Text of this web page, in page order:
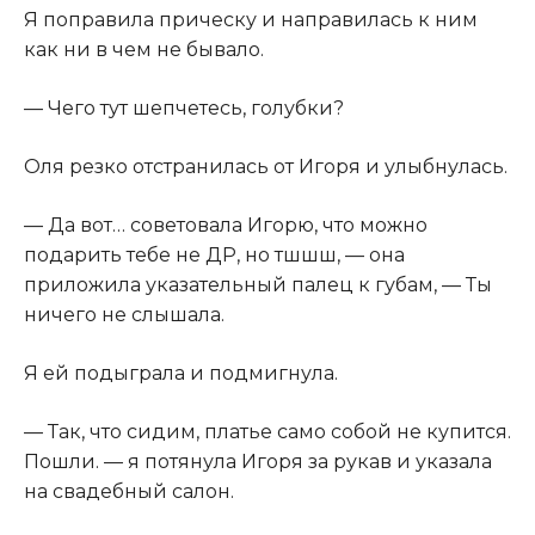
Я поправила прическу и направилась к ним
как ни в чем не бывало.
— Чего тут шепчетесь, голубки?
Оля резко отстранилась от Игоря и улыбнулась.
— Да вот… советовала Игорю, что можно
подарить тебе не ДР, но тшшш, — она
приложила указательный палец к губам, — Ты
ничего не слышала.
Я ей подыграла и подмигнула.
— Так, что сидим, платье само собой не купится.
Пошли. — я потянула Игоря за рукав и указала
на свадебный салон.